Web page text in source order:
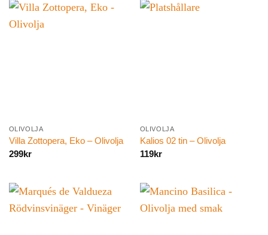
OLIVOLJA
Villa Zottopera, Eko – Olivolja
299kr
OLIVOLJA
Kalios 02 tin – Olivolja
119kr